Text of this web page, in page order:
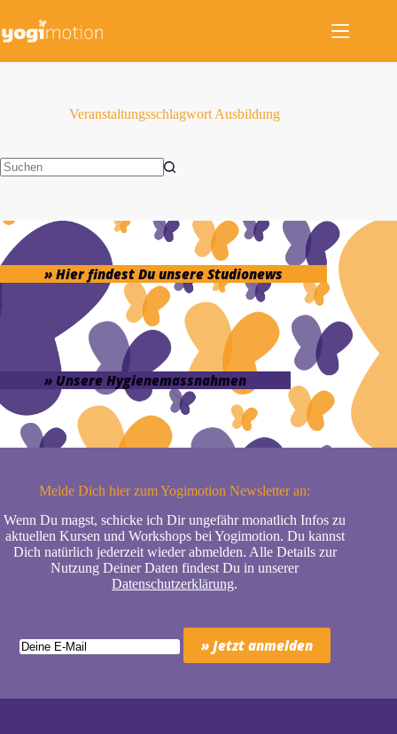
springen
Veranstaltungsschlagwort Ausbildung
» Hier findest Du unsere Studionews
» Unsere Hygienemassnahmen
Melde Dich hier zum Yogimotion Newsletter an:
Wenn Du magst, schicke ich Dir ungefähr monatlich Infos zu
aktuellen Kursen und Workshops bei Yogimotion. Du kannst
Dich natürlich jederzeit wieder abmelden. Alle Details zur
Nutzung Deiner Daten findest Du in unserer
Datenschutzerklärung.